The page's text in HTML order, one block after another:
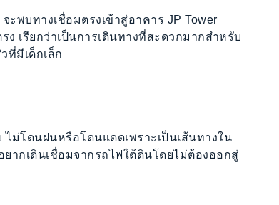
ะพบทางเชื่อมตรงเข้าสู่อาคาร JP Tower
เรียกว่าเป็นการเดินทางที่สะดวกมากสำหรับ
ที่มีเด็กเล็ก
ม่โดนฝนหรือโดนแดดเพราะเป็นเส้นทางใน
ากเดินเชื่อมจากรถไฟใต้ดินโดยไม่ต้องออกสู่